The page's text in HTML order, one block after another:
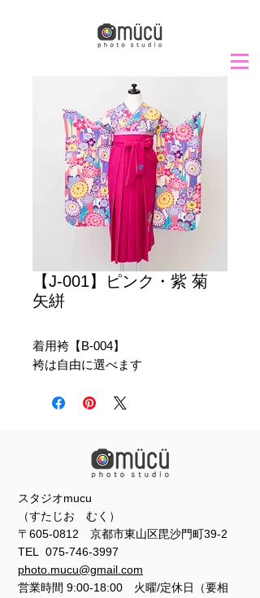
【J-001】ピンク・紫 菊
矢絣
着用袴【B-004】
袴は自由に選べます
スタジオmucu
（すたじお むく）
〒605-0812 京都市東山区毘沙門町39-2
TEL 075-746-3997
photo.mucu@gmail.com
営業時間 9:00-18:00 火曜/定休日（要相